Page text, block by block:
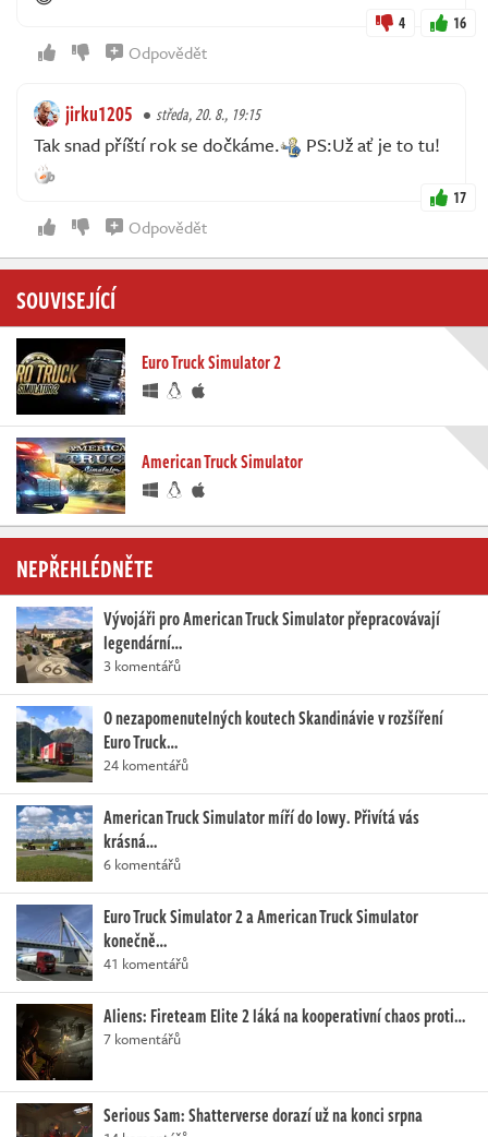
4 16
Odpovědět
jirku1205 středa, 20. 8., 19:15
Tak snad příští rok se dočkáme. PS:Už ať je to tu!
17
Odpovědět
SOUVISEJÍCÍ
Euro Truck Simulator 2
American Truck Simulator
NEPŘEHLÉDNĚTE
Vývojáři pro American Truck Simulator přepracovávají
legendární…
3 komentářů
O nezapomenutelných koutech Skandinávie v rozšíření
Euro Truck…
24 komentářů
American Truck Simulator míří do Iowy. Přivítá vás
krásná…
6 komentářů
Euro Truck Simulator 2 a American Truck Simulator
konečně…
41 komentářů
Aliens: Fireteam Elite 2 láká na kooperativní chaos proti…
7 komentářů
Serious Sam: Shatterverse dorazí už na konci srpna